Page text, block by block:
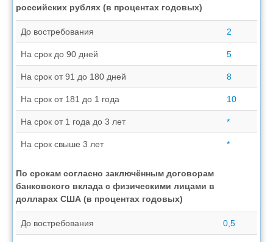
российских рублях (в процентах годовых)
До востребования 2
На срок до 90 дней 5
На срок от 91 до 180 дней 8
На срок от 181 до 1 года 10
На срок от 1 года до 3 лет *
На срок свыше 3 лет *
По срокам согласно заключённым договорам
банковского вклада с физическими лицами в
долларах США (в процентах годовых)
До востребования 0,5